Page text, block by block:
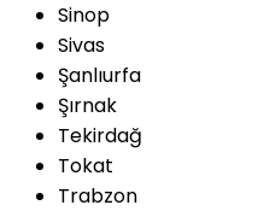
Sinop
Sivas
Şanlıurfa
Şırnak
Tekirdağ
Tokat
Trabzon